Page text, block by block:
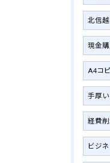
北信越
現金購
A4コ
手厚い
経費
ビジ